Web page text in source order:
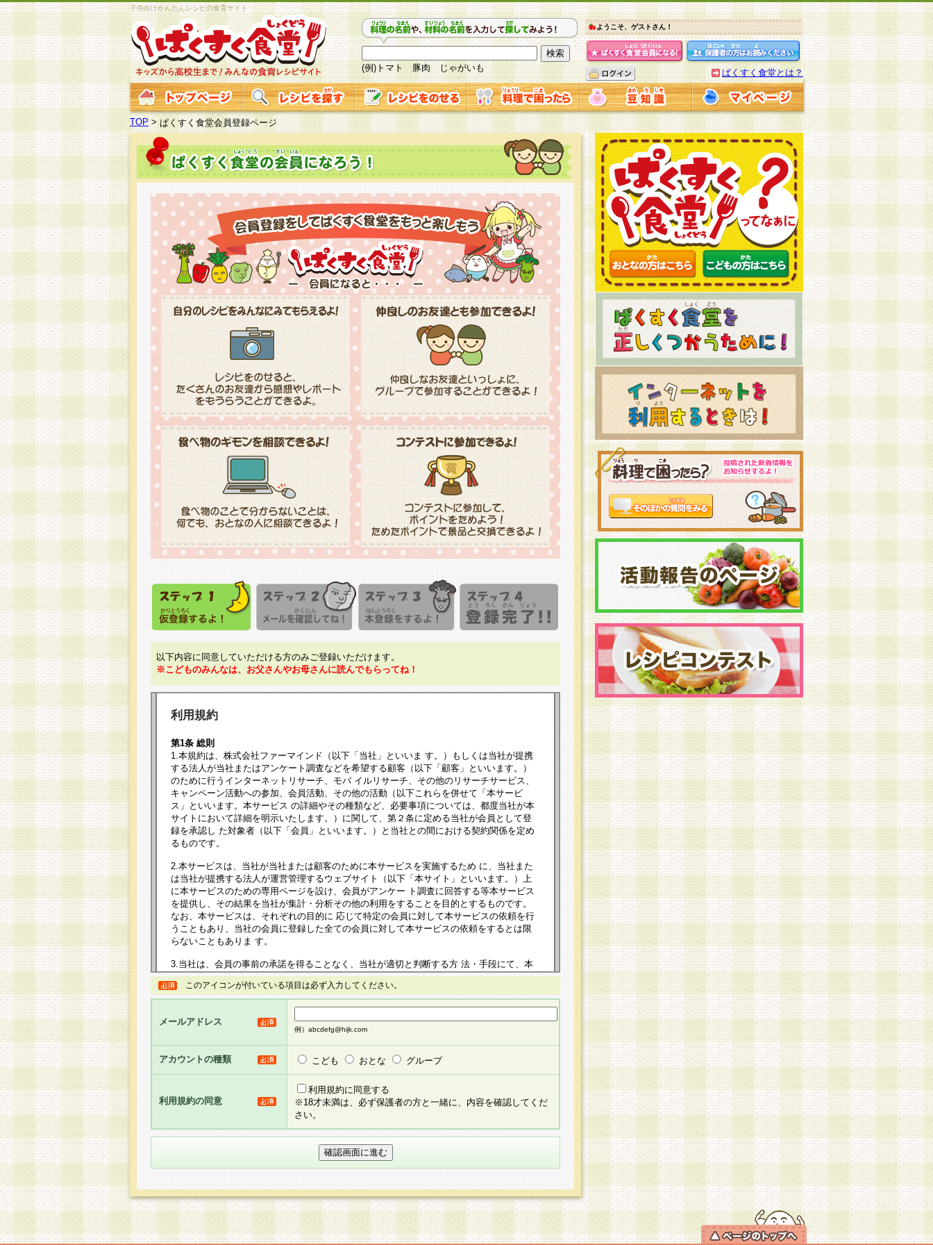
子供向けかんたんレシピの食育サイト
(例)トマト 豚肉 じゃがいも
ようこそ、ゲストさん！
ぱくすく食堂とは？
TOP >ぱくすく食堂会員登録ページ
以下内容に同意していただける方のみご登録いただけます。
※こどものみんなは、お父さんやお母さんに読んでもらってね！
利用規約
第1条 総則
1.本規約は、株式会社ファーマインド（以下「当社」といいま す。）もしくは当社が提携
する法人が当社またはアンケート調査などを希望する顧客（以下「顧客」といいます。）
のために行うインターネットリサーチ、モバ イルリサーチ、その他のリサーチサービス、
キャンペーン活動への参加、会員活動、その他の活動（以下これらを併せて「本サービ
ス」といいます。本サービス の詳細やその種類など、必要事項については、都度当社が本
サイトにおいて詳細を明示いたします。）に関して、第２条に定める当社が会員として登
録を承認し た対象者（以下「会員」といいます。）と当社との間における契約関係を定め
るものです。
2.本サービスは、当社が当社または顧客のために本サービスを実施するため に、当社また
は当社が提携する法人が運営管理するウェブサイト（以下「本サイト」といいます。）上
に本サービスのための専用ページを設け、会員がアンケー ト調査に回答する等本サービス
を提供し、その結果を当社が集計・分析その他の利用をすることを目的とするものです。
なお、本サービスは、それぞれの目的に 応じて特定の会員に対して本サービスの依頼を行
うこともあり、当社の会員に登録した全ての会員に対して本サービスの依頼をするとは限
らないこともありま す。
3.当社は、会員の事前の承諾を得ることなく、当社が適切と判断する方 法・手段にて、本
規約を任意に制定、変更または修正することができるものとします。改定後の本規約等
は、本規約においては本サイトに掲示したときに、その 他の諸規定については、会員に対
して告知の案内を配信または本サイトに掲示したときのいずれか早い時期をもってその効
るものとします。
5.当社がお聞きする個人情報は、すべて会員登録希望者の自由な意思で提 供いただいたも
のと考えております。従って、会員登録希望者が自らの個人情報の提供を希望されない場
合には、当社はその個人情報をお預かりいたしません が、提供されないことによって、当
社の取扱商品やサービス等をご利用いただけない場合がありますことを予めご了承くださ
い。
6.当社は、お客様から当社が保有している個人情報の開示・訂正・追加・ 利用停止等を求
められた場合には、ご本人様であることが当社にて確認できた場合に限り、法令に準拠し
せ先となります。
第2条 会員の資格
1.会員とは、本規約等を承諾のうえ、当社所定の登録手続きを全て完了し、当社が承認した
このアイコンが付いている項目は必ず入力してください。
メールアドレス
例）abcdefg@hijk.com
アカウントの種類 こども おとな グループ
利用規約の同意
利用規約に同意する
※18才未満は、必ず保護者の方と一緒に、内容を確認してくだ
さい。